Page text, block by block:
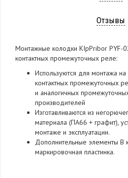
Отзывы
Монтажные колодки KIpPribor PYF-
контактных промежуточных реле:
Используются для монтажа
контактных промежуточных
и аналогичных
производителей
Изготавливаются из
материала (ПА66 + графит),
монтаже и эксплуатации.
Дополнительные элементы В
маркировочная пластинка.